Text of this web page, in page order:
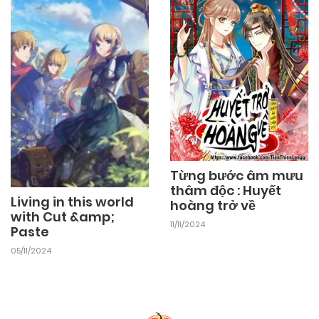
Chapter 10 25/09/2024
Chapter 9 25/09/2024
Chapter 8 25/09/2024
25/09/2024
Living in this world
with Cut &amp;
Paste
05/11/2024
Từng bước âm mưu
thâm độc : Huyết
hoàng trở về
11/11/2024